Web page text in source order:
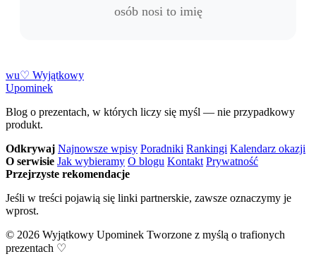
osób nosi to imię
wu♡ Wyjątkowy
Upominek
Blog o prezentach, w których liczy się myśl — nie przypadkowy
produkt.
Odkrywaj Najnowsze wpisy Poradniki Rankingi Kalendarz okazji
O serwisie Jak wybieramy O blogu Kontakt Prywatność
Przejrzyste rekomendacje
Jeśli w treści pojawią się linki partnerskie, zawsze oznaczymy je
wprost.
© 2026 Wyjątkowy Upominek Tworzone z myślą o trafionych
prezentach ♡